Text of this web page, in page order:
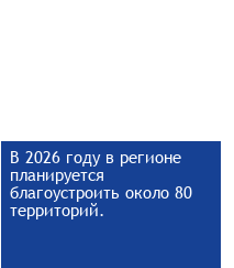
В 2026 году в регионе
планируется
благоустроить около 80
территорий.